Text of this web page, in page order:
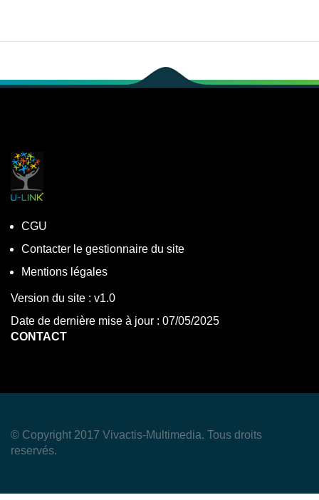
CGU
Contacter le gestionnaire du site
Mentions légales
Version du site : v1.0
Date de dernière mise à jour : 07/05/2025
CONTACT
© Copyright 2017 Vivactis-Multimedia. Tous droits
reservés.